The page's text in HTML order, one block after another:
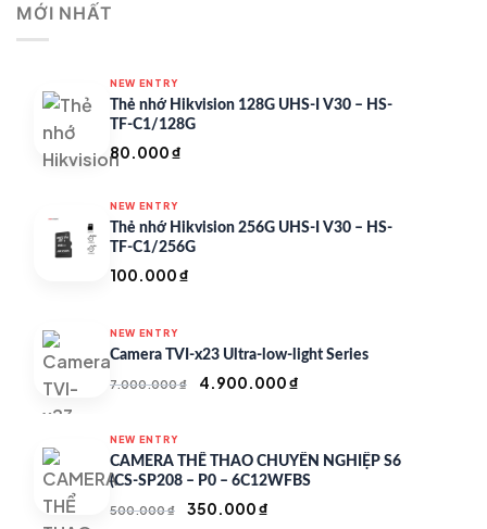
MỚI NHẤT
NEW ENTRY
Thẻ nhớ Hikvision 128G UHS-I V30 – HS-
TF-C1/128G
80.000₫
NEW ENTRY
Thẻ nhớ Hikvision 256G UHS-I V30 – HS-
TF-C1/256G
100.000₫
NEW ENTRY
Camera TVI-x23 Ultra-low-light Series
7.000.000₫
Giá
7.000.000 ₫.
4.900.000₫
là:
4.900.000 ₫.
NEW ENTRY
CAMERA THỂ THAO CHUYÊN NGHIỆP S6
(CS-SP208 – P0 – 6C12WFBS
500.000₫
Giá
350.000₫